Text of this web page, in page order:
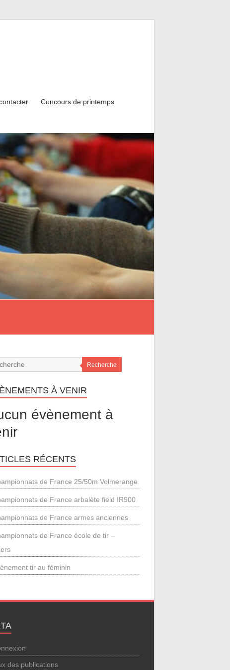
Concours de printemps
Recherche
À VENIR
évènement à
RÉCENTS
de France 25/50m Volmerange
de France arbalète field IR900
de France armes anciennes
de France école de tir –
tir au féminin
des publications